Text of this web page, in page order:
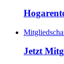
Jetzt